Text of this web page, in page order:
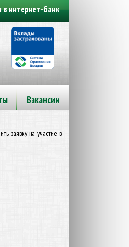
в интернет-банк
Вакансии
заявку на участие в